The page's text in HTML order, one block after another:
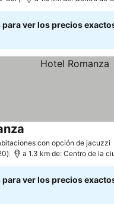
para ver los precios
con opción de jacuzzi
a 1.3 km de: Centro de la
para ver los precios